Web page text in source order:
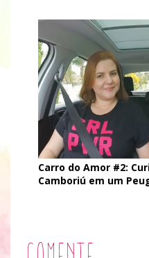
Carro do Amor #2:
Camboriú em um